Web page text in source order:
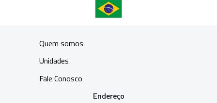
Quem somos
Unidades
Fale Conosco
Endereço